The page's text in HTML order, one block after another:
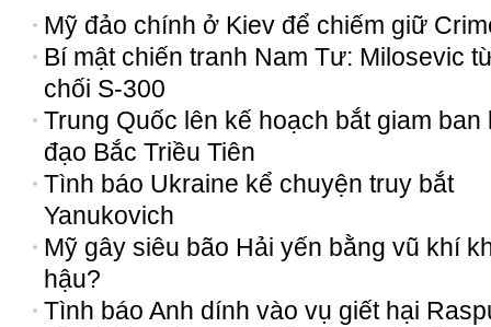
Mỹ đảo chính ở Kiev để chiếm giữ
Bí mật chiến tranh Nam Tư: Milosevic
chối S-300
Trung Quốc lên kế hoạch bắt giam ban
đạo Bắc Triều Tiên
Tình báo Ukraine kể chuyện truy bắt
Yanukovich
Mỹ gây siêu bão Hải yến bằng vũ khí
hậu?
Tình báo Anh dính vào vụ giết hại